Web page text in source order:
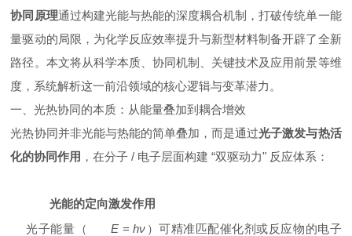
协同原理通过构建光能与热能的深度耦合机制，打破传统单一能
量驱动的局限，为化学反应效率提升与新型材料制备开辟了全新
路径。本文将从科学本质、协同机制、关键技术及应用前景等维
度，系统解析这一前沿领域的核心逻辑与变革潜力。
一、光热协同的本质：从能量叠加到耦合增效
光热协同并非光能与热能的简单叠加，而是通过光子激发与热活
化的协同作用 ，在分子 / 电子层面构建 “双驱动力" 反应体系：
光能的定向激发作用
光子能量（
E = hν ）可精准匹配催化剂或反应物的电子